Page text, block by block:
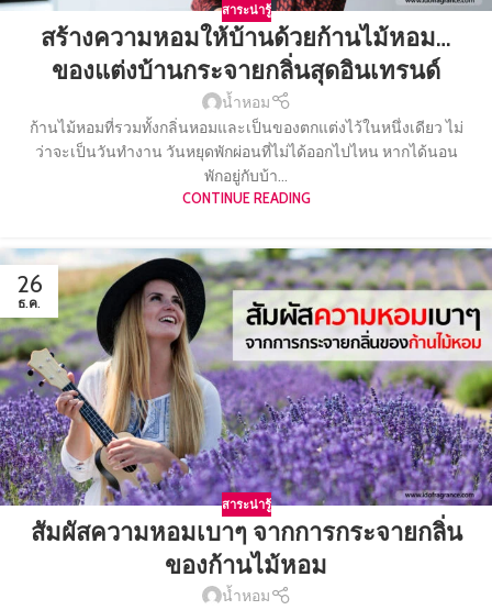
สาระน่ารู้
สร้างความหอมให้บ้านด้วยก้านไม้หอม…
ของแต่งบ้านกระจายกลิ่นสุดอินเทรนด์
น้ำหอม
ก้านไม้หอมที่รวมทั้งกลิ่นหอมและเป็นของตกแต่งไว้ในหนึ่งเดียว ไม่
ว่าจะเป็นวันทำงาน วันหยุดพักผ่อนที่ไม่ได้ออกไปไหน หากได้นอน
พักอยู่กับบ้า...
CONTINUE READING
26
ธ.ค.
สาระน่ารู้
สัมผัสความหอมเบาๆ จากการกระจายกลิ่น
ของก้านไม้หอม
น้ำหอม